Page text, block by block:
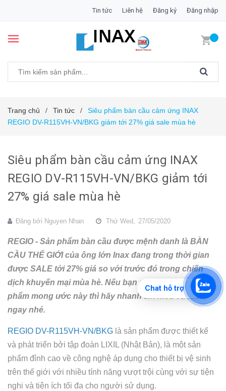
Tin tức Liên hệ Đăng ký Đăng nhập
Trang chủ / Tin tức /
Siêu phẩm bàn cầu cảm ứng INAX
REGIO DV-R115VH-VN/BKG giảm tới 27% giá sale mùa hè
Siêu phẩm bàn cầu cảm ứng INAX
REGIO DV-R115VH-VN/BKG giảm tới
27% giá sale mùa hè
Đăng bởi Nguyen Nhan Thứ Wed, 27/05/2020
REGIO - Sản phẩm bàn cầu được mệnh danh là BÀN
CẦU THẾ GIỚI của ông lớn Inax đang trong thời gian
được SALE tới 27% giá so với trước đó trong chiến
dịch khuyến mại mùa hè. Nếu bạn muốn sở hữu sản
phẩm mong ước này thì hãy nhanh tìm hiểu và rinh
ngay nhé.
REGIO DV-R115VH-VN/BKG là sản phẩm được thiết kế
và phát triển bởi tập đoàn LIXIL (Nhật Bản), là một sản
phẩm đỉnh cao về công nghệ áp dụng cho thiết bị vệ sinh
trên thế giới với nhiều tính năng vượt trội cùng với sự tiện
nghi và tiện ích tối đa cho người sử dụng.
Chat hỗ trợ